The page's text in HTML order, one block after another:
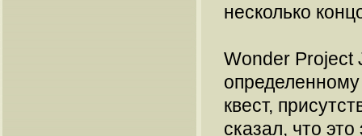
несколько
Wonder Project
квест,
сказал, что